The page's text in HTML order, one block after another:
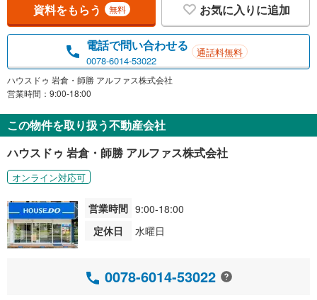
資料をもらう 無料 お気に入りに追加
電話で問い合わせる
0078-6014-53022
通話料無料
ハウスドゥ 岩倉・師勝 アルファス株式会社
営業時間：9:00-18:00
この物件を取り扱う不動産会社
ハウスドゥ 岩倉・師勝 アルファス株式会社
オンライン対応可
営業時間 9:00-18:00
定休日
水曜日
0078-6014-53022